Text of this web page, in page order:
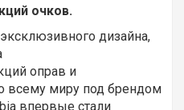
очков.
дизайна,
оправ и
всему миру под брендом
впервые стали